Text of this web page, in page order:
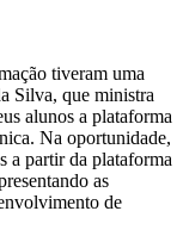
tiveram uma
Silva, que ministra
alunos a plataforma
Na oportunidade,
a partir da plataforma
as
de